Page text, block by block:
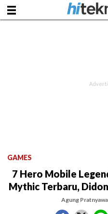
GAMES
7 Hero Mobile
Mythic Terbaru,
Agung